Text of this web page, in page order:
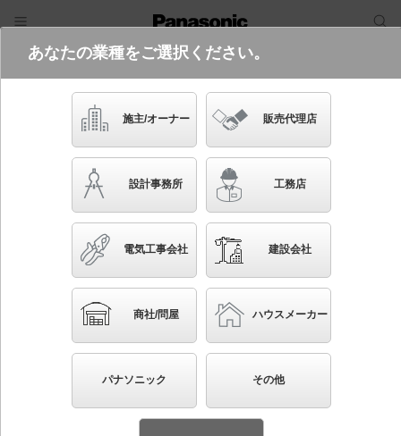
電気・建築設備（ビジネス）
フリーワード
品番・キーワード
かんたん照度計算
LGB15155
天井吊下型 LED（電球色） ダイニング用ペンダン
ト ガラスセードタイプ・直付タイプ LED電球交換
型 白熱電球40形1灯器具相当
あなたの業種をご選択ください。
施主/オーナー 販売代理店
設計事務所 工務店
電気工事会社 建設会社
商社/問屋 ハウスメーカー
パナソニック その他